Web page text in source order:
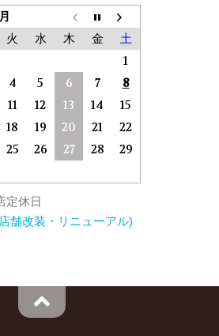
火 水 木 金 土
1
4 5 6 7
8
11 12 13 14
15
18 19 20 21
22
25 26 27 28
29
定休日
舗改装・リニューアル)